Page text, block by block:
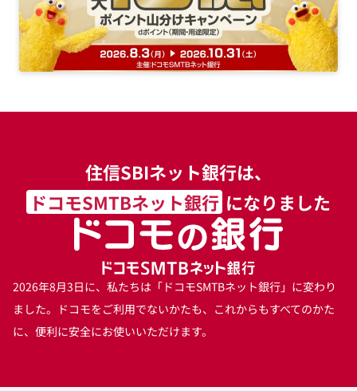
住信SBIネット銀行は、
ドコモSMTBネット銀行 になりました
2026年8月3日に、私たちは「ドコモSMTBネット銀行」に変わり
ました。ドコモをご利用でないかたも、これからもすべてのかた
に、便利に安全にお使いいただけます。